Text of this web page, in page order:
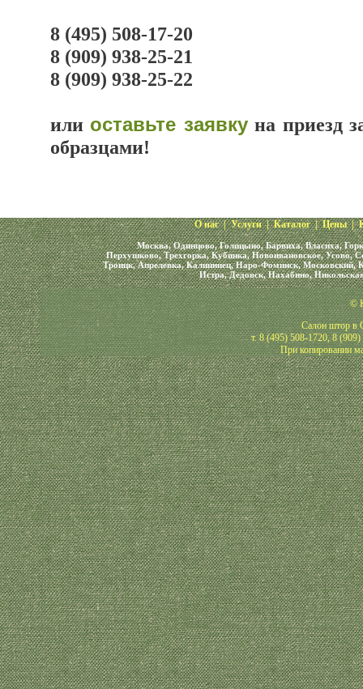
8 (495) 508-17-20
8 (909) 938-25-21
8 (909) 938-25-22
или оставьте заявкуна приезд
образцами!
О нас|Услуги|Каталог|Цены|
Москва, Одинцово, Голицыно, Барвиха, Власиха,
Перхушково, Трехгорка, Кубинка, Новоивановское, Усово,
Троицк, Апрелевка, Калининец, Наро-Фоминск, Московский,
Истра, Дедовск, Нахабино,
©
Салон штор в
т. 8 (495) 508-1720, 8
При копировании